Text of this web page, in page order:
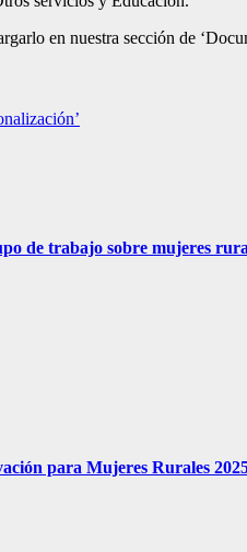
en nuestra sección de
de trabajo sobre mujeres
para Mujeres Rurales